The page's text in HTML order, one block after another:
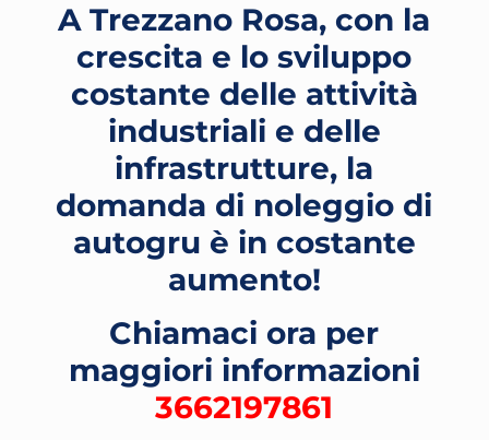
A Trezzano Rosa, con la
crescita e lo sviluppo
costante delle attività
industriali e delle
infrastrutture, la
domanda di noleggio di
autogru è in costante
aumento!
Chiamaci ora per
maggiori informazioni
3662197861